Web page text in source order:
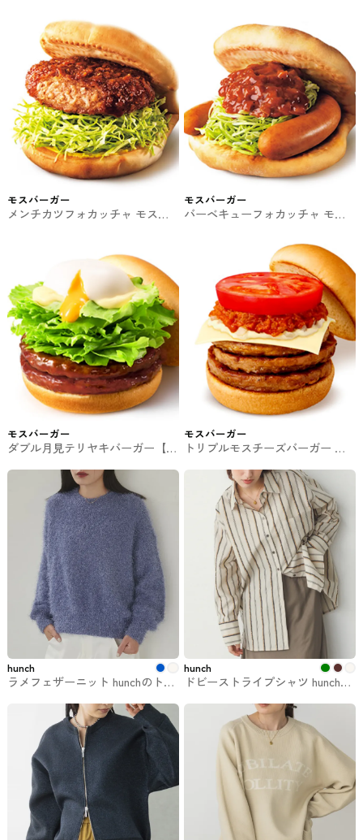
モスバーガー
メンチカツフォカッチャ モスバ
モスバーガー
バーベキューフォカッチャ モス
モスバーガー
ダブル月見テリヤキバーガー【時
モスバーガー
トリプルモスチーズバーガー モ
hunch
ラメフェザーニット hunchのトッ
hunch
ドビーストライプシャツ hunchの